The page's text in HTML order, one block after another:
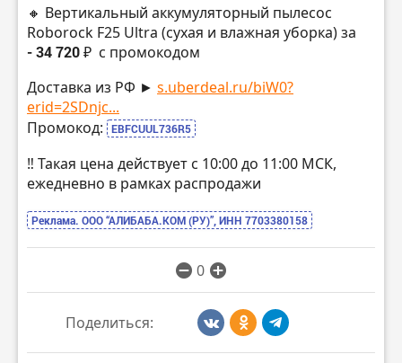
🔸 Вертикальный аккумуляторный пылесос
Roborock F25 Ultra (сухая и влажная уборка) за
- 34 720 ₽ с промокодом
Доставка из РФ ► s.uberdeal.ru/biW0?
erid=2SDnjc...
Промокод:
EBFCUUL736R5
‼️ Такая цена действует с 10:00 до 11:00 МСК,
ежедневно в рамках распродажи
Реклама. ООО “АЛИБАБА.КОМ (РУ)”, ИНН 7703380158
0
Поделиться: